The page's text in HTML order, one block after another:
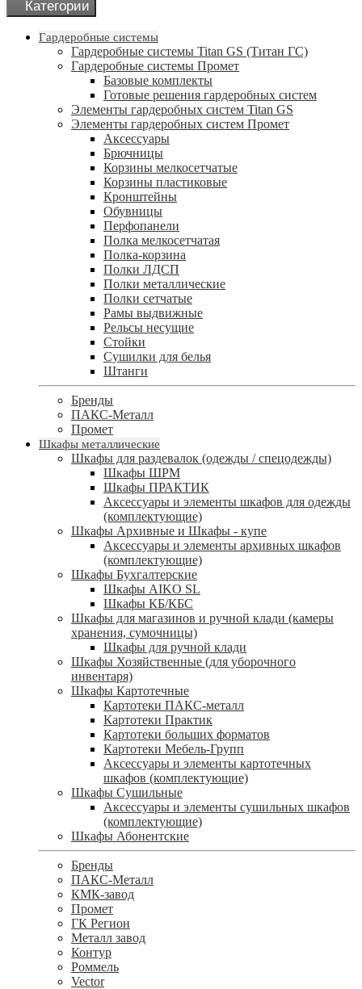
Категории
Гардеробные системы
Гардеробные системы Titan GS (Титан ГС)
Гардеробные системы Промет
Базовые комплекты
Готовые решения гардеробных систем
Элементы гардеробных систем Titan GS
Элементы гардеробных систем Промет
Аксессуары
Брючницы
Корзины мелкосетчатые
Корзины пластиковые
Кронштейны
Обувницы
Перфопанели
Полка мелкосетчатая
Полка-корзина
Полки ЛДСП
Полки металлические
Полки сетчатые
Рамы выдвижные
Рельсы несущие
Стойки
Сушилки для белья
Штанги
Бренды
ПАКС-Металл
Промет
Шкафы металлические
Шкафы для раздевалок (одежды / спецодежды)
Шкафы ШРМ
Шкафы ПРАКТИК
Аксессуары и элементы шкафов для одежды
(комплектующие)
Шкафы Архивные и Шкафы - купе
Аксессуары и элементы архивных шкафов
(комплектующие)
Шкафы Бухгалтерские
Шкафы AIKO SL
Шкафы КБ/КБС
Шкафы для магазинов и ручной клади (камеры
хранения, сумочницы)
Шкафы для ручной клади
Шкафы Хозяйственные (для уборочного
инвентаря)
Шкафы Картотечные
Картотеки ПАКС-металл
Картотеки Практик
Картотеки больших форматов
Картотеки Мебель-Групп
Аксессуары и элементы картотечных
шкафов (комплектующие)
Шкафы Сушильные
Аксессуары и элементы сушильных шкафов
(комплектующие)
Шкафы Абонентские
Бренды
ПАКС-Металл
КМК-завод
Промет
ГК Регион
Металл завод
Контур
Роммель
Vector